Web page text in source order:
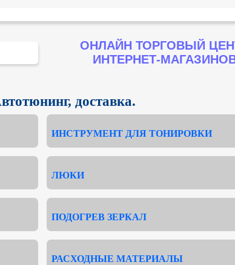
ОНЛАЙН ТОРГОВЫЙ
ИНТЕРНЕТ-
доставка.
ИНСТРУМЕНТ ДЛЯ ТОНИРОВКИ
ЛЮКИ
ПОДОГРЕВ ЗЕРКАЛ
РАСХОДНЫЕ МАТЕРИАЛЫ